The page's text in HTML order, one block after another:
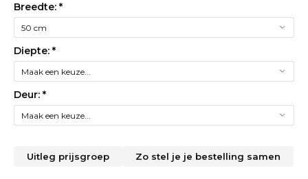
Breedte: *
Diepte: *
Deur: *
Uitleg prijsgroep Zo stel je je bestelling samen